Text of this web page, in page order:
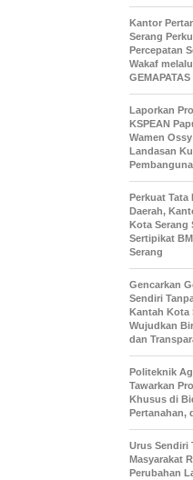
Kantor
Serang
Percepatan
Wakaf
GEMAPATAS
Laporkan
KSPEAN
Wamen
Landasan
Perkuat
Daerah,
Kota Serang
Sertipikat
Serang
Gencarkan
Sendiri
Kantah Kota
Wujudkan
dan
Politeknik
Tawarkan
Khusus di
Pertanahan,
Urus Sendiri
Masyarakat
Perubahan